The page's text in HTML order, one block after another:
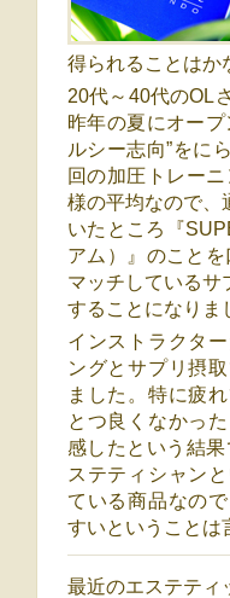
得られることはか
20代～40代のOL
昨年の夏にオー
ルシー志向”をに
回の加圧トレー
様の平均なので、
いたところ『
アム）』のこと
マッチしているサ
することになりま
インストラクタ
ングとサプリ摂
ました。特に疲
とつ良くなかっ
感したという結
ステティシャン
ている商品なの
すいということは
最近のエステティ